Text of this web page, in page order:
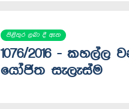
පිළිතුර ලබා දී ඇත
1076/2016 -
යෝජිත සැලැස්ම